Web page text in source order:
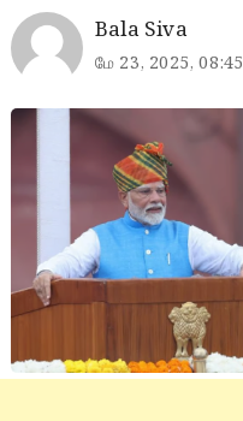
Bala Siva
மே 23, 2025, 08:45